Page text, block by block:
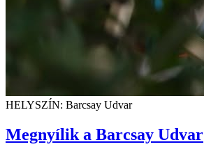
HELYSZÍN: Barcsay Udvar
Megnyílik a Barcsay Udvar